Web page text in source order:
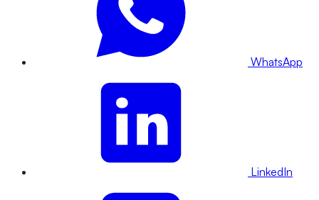
WhatsApp
LinkedIn